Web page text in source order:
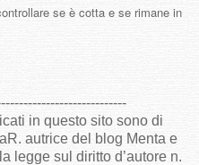
se è cotta e se rimane in
in questo sito sono di
autrice del blog Menta e
legge sul diritto d’autore n.